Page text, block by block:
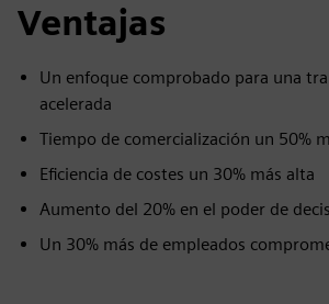
Ventajas
Un enfoque comprobado para una
acelerada
Tiempo de comercialización un 50%
Eficiencia de costes un 30% más alta
Aumento del 20% en el poder de
Un 30% más de empleados